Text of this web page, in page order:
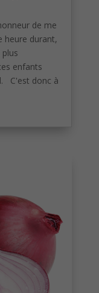
de me
heure durant,
enfants
C'est donc à